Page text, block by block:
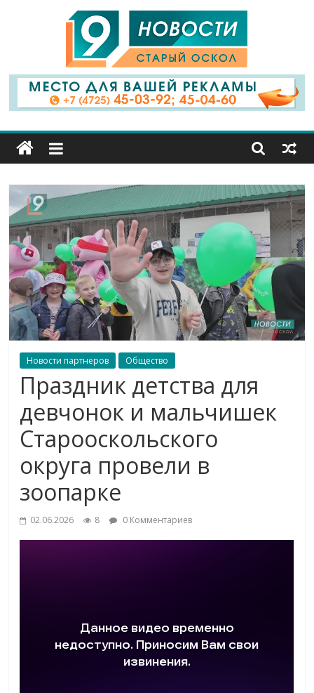
9
Канал
Старый
Оскол
Новости партнеров Общество
Праздник детства для
девчонок и мальчишек
Старооскольского
округа провели в
зоопарке
02.06.2026 8 0 Комментариев